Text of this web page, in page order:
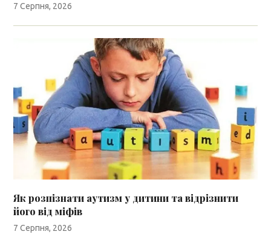
7 Серпня, 2026
Як розпізнати аутизм у дитини та відрізнити
його від міфів
7 Серпня, 2026